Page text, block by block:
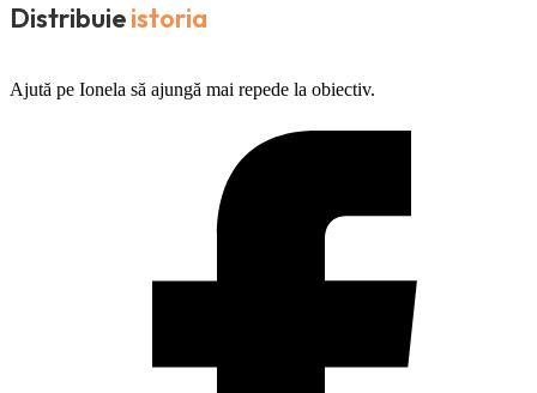
Distribuieistoria
Ajută pe Ionela să ajungă mai repede la obiectiv.